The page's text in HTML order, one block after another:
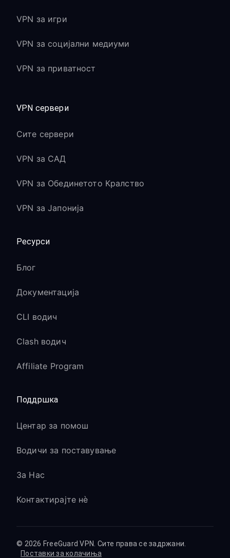
VPN за игри
VPN за социјални медиуми
VPN за приватност
VPN сервери
Сите сервери
VPN за САД
VPN за Обединетото Кралство
VPN за Јапонија
Ресурси
Блог
Документација
CLI водич
Clash водич
Affiliate Program
Поддршка
Центар за помош
Водичи за поставување
За Нас
Контактирајте нè
© 2026 FreeGuard VPN. Сите права се задржани.
Поставки за колачиња